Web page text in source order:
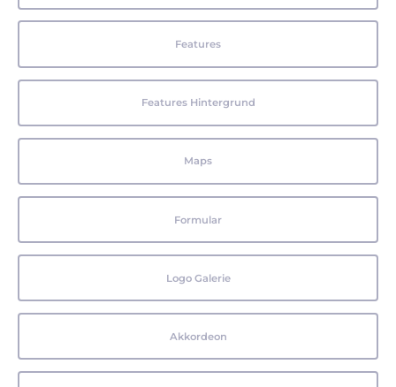
Features
Features Hintergrund
Maps
Formular
Logo Galerie
Akkordeon